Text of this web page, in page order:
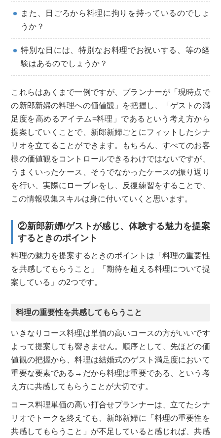
また、日ごろから料理に拘りを持っているのでしょ
うか？
特別な日には、特別なお料理でお祝いする、等の経
験はあるのでしょうか？
これらはあくまで一例ですが、プランナーが「現時点で
の新郎新婦の料理への価値観」を把握し、「ゲストの満
足度を高めるアイテム=料理」であるという考え方から
提案していくことで、新郎新婦ごとにフィットしたシナ
リオを立てることができます。もちろん、すべてのお客
様の価値観をコントロールできるわけではないですが、
うまくいったケース、そうでなかったケースの振り返り
を行い、実際にロープレをし、反復練習をすることで、
この情報収集スキルは身に付いていくと思います。
②新郎新婦/ゲストが感じ、体験する魅力を提案
するときのポイント
料理の魅力を提案するときのポイントは「料理の重要性
を共感してもらうこと」「期待を超える料理について提
案している」の2つです。
料理の重要性を共感してもらうこと
いきなりコース料理は単価の高いコースの方がいいです
よって提案しても響きません。順序として、先ほどの価
値観の把握から、料理は結婚式のゲスト満足度において
重要な要素である→だから料理は重要である、という考
え方に共感してもらうことが大切です。
コース料理単価の高い打合せプランナーは、立てたシナ
リオでトークを終えても、新郎新婦に「料理の重要性を
共感してもらうこと」が不足していると感じれば、共感